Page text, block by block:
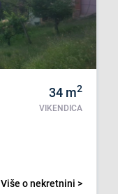
34 m2
VIKENDICA
Više o nekretnini >